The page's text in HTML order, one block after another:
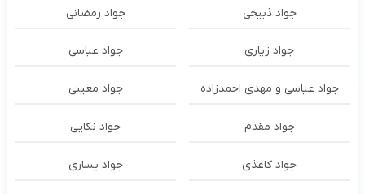
جواد ذبیحی جواد رمضانی
جواد زیاری جواد عباسی
جواد عباسی و مهدی احمدزاده جواد معینی
جواد مقدم جواد نکایی
جواد کاغذی جواد یساری